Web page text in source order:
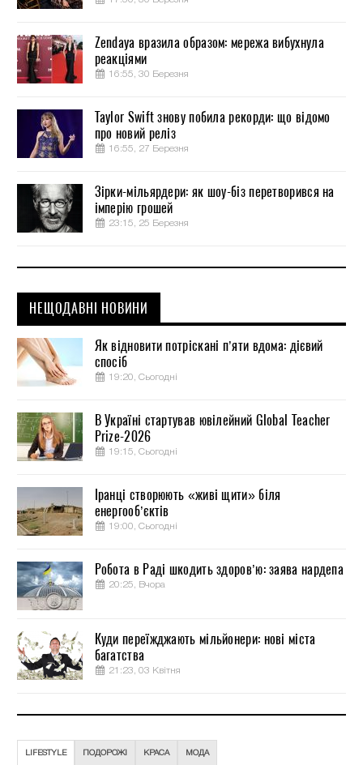
Zendaya вразила образом: мережа вибухнула
реакціями
16:55, 30 Березня
Taylor Swift знову побила рекорди: що відомо
про новий реліз
16:55, 27 Березня
Зірки-мільярдери: як шоу-біз перетворився на
імперію грошей
23:15, 25 Березня
НЕЩОДАВНІ НОВИНИ
Як відновити потріскані п’яти вдома: дієвий
спосіб
19:20, Сьогодні
В Україні стартував ювілейний Global Teacher
Prize-2026
19:15, Сьогодні
Іранці створюють «живі щити» біля
енергооб’єктів
19:00, Сьогодні
Робота в Раді шкодить здоров’ю: заява нардепа
20:25, Вчора
Куди переїжджають мільйонери: нові міста
багатства
21:23, 03 Квітня
LIFESTYLE ПОДОРОЖІ КРАСА МОДА